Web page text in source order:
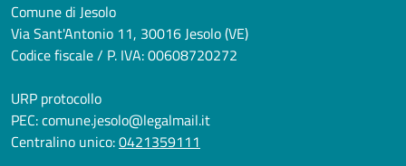
Comune di Jesolo
Via Sant'Antonio 11, 30016 Jesolo (VE)
Codice fiscale / P. IVA: 00608720272
URP protocollo
PEC:comune.jesolo@legalmail.it
Centralino unico:0421359111